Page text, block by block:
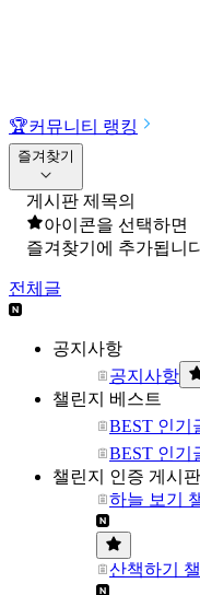
🏆커뮤니티 랭킹
즐겨찾기
게시판 제목의
아이콘을 선택하면
즐겨찾기에 추가됩니
전체글
공지사항
공지사항
챌린지 베스트
BEST 인기
BEST 인기
챌린지 인증 게시판
하늘 보기
산책하기 챌